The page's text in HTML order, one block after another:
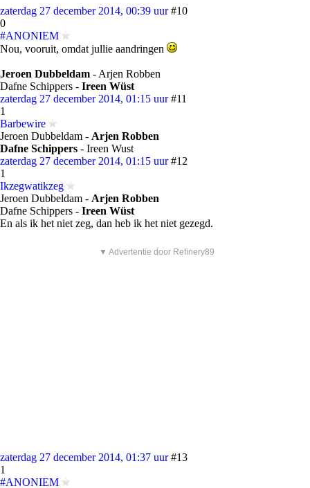
zaterdag 27 december 2014, 00:39 uur #10
0
#ANONIEM
Nou, vooruit, omdat jullie aandringen
Jeroen Dubbeldam - Arjen Robben
Dafne Schippers - Ireen Wüst
zaterdag 27 december 2014, 01:15 uur #11
1
Barbewire
Jeroen Dubbeldam - Arjen Robben
Dafne Schippers - Ireen Wust
zaterdag 27 december 2014, 01:15 uur #12
1
Ikzegwatikzeg
Jeroen Dubbeldam - Arjen Robben
Dafne Schippers - Ireen Wüst
En als ik het niet zeg, dan heb ik het niet gezegd.
▼ Advertentie door Refinery89
zaterdag 27 december 2014, 01:37 uur #13
1
#ANONIEM